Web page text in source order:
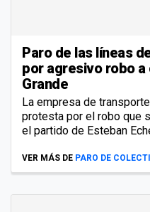
Paro de las líneas
por agresivo robo
Grande
La empresa de
protesta por el robo que
el partido de Esteban
VER MÁS DE PARO DE